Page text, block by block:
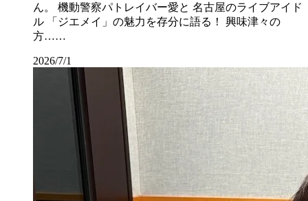
ん。 機動警察パトレイバー愛と 名古屋のライブアイド
ル 「ジエメイ」の魅力を存分に語る！ 興味津々の
方……
2026/7/1